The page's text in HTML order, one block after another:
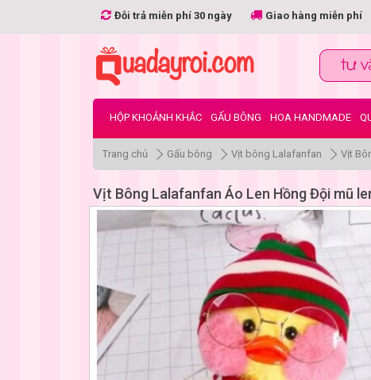
Đỗi trả miễn phí 30 ngày Giao hàng miễn phí
HỘP KHOẢNH KHẮC GẤU BÔNG HOA HANDMADE
Trang chủ Gấu bông Vịt bông Lalafanfan Vịt
Vịt Bông Lalafanfan Áo Len Hồng Đội mũ